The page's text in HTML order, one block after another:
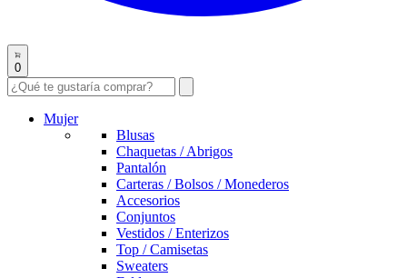
0
Mujer
Blusas
Chaquetas / Abrigos
Pantalón
Carteras / Bolsos / Monederos
Accesorios
Conjuntos
Vestidos / Enterizos
Top / Camisetas
Sweaters